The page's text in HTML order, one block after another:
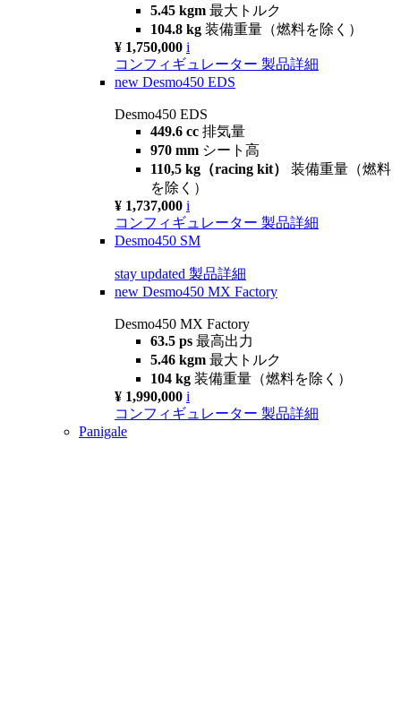
5.45 kgm 最大トルク
104.8 kg 装備重量（燃料を除く）
¥ 1,750,000 i
コンフィギュレーター 製品詳細
new Desmo450 EDS
Desmo450 EDS
449.6 cc 排気量
970 mm シート高
110,5 kg（racing kit） 装備重量（燃料
を除く）
¥ 1,737,000 i
コンフィギュレーター 製品詳細
Desmo450 SM
stay updated 製品詳細
new Desmo450 MX Factory
Desmo450 MX Factory
63.5 ps 最高出力
5.46 kgm 最大トルク
104 kg 装備重量（燃料を除く）
¥ 1,990,000 i
コンフィギュレーター 製品詳細
Panigale